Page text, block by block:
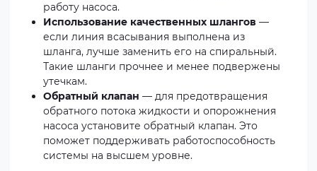
работу насоса.
Использование качественных шлангов —
если линия всасывания выполнена из
шланга, лучше заменить его на спиральный.
Такие шланги прочнее и менее подвержены
утечкам.
Обратный клапан — для предотвращения
обратного потока жидкости и опорожнения
насоса установите обратный клапан. Это
поможет поддерживать работоспособность
системы на высшем уровне.